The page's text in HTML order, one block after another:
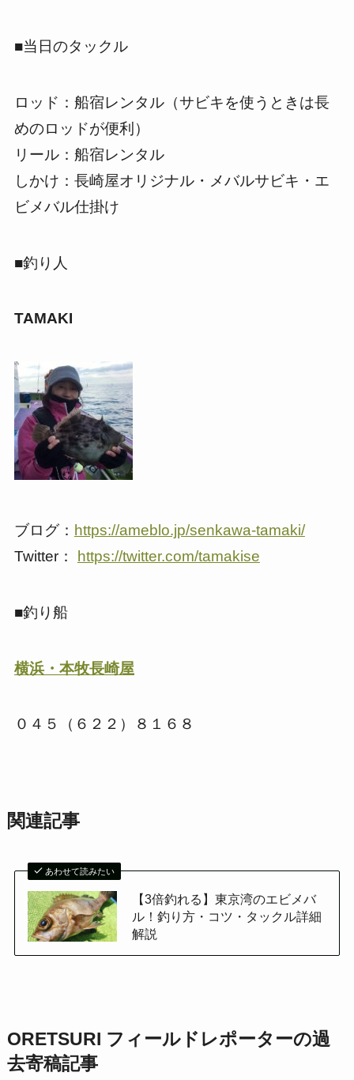
■当日のタックル
ロッド：船宿レンタル（サビキを使うときは長
めのロッドが便利）
リール：船宿レンタル
しかけ：長崎屋オリジナル・メバルサビキ・エ
ビメバル仕掛け
■釣り人
TAMAKI
ブログ： https://ameblo.jp/senkawa-tamaki/
Twitter：
https://twitter.com/tamakise
■釣り船
横浜・本牧長崎屋
０４５（６２２）８１６８
関連記事
あわせて読みたい
【3倍釣れる】東京湾のエビメバ
ル！釣り方・コツ・タックル詳細
解説
ORETSURI フィールドレポーターの過
去寄稿記事